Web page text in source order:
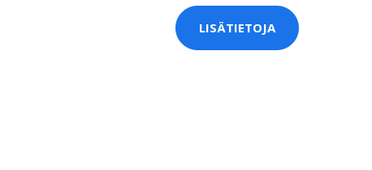
LISÄTIETOJA